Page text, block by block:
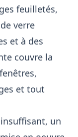
feuilletés,
verre
et à des
couvre la
et tout
un